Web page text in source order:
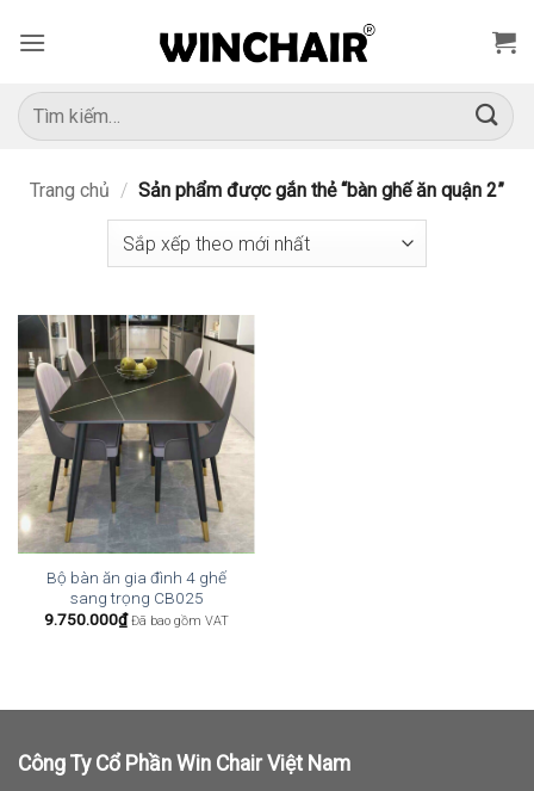
qua
dung
Tìm
kiếm:
Trang chủ / Sản phẩm được gắn thẻ “bàn ghế ăn quận 2”
Bộ bàn ăn gia đình 4 ghế
sang trọng CB025
9.750.000₫ Đã bao gồm VAT
Công Ty Cổ Phần Win Chair Việt Nam